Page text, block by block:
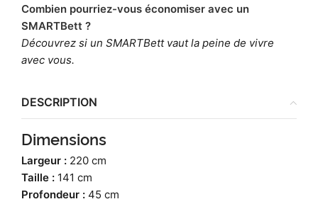
Combien pourriez-vous économiser avec un
SMARTBett ?
Découvrez si un SMARTBett vaut la peine de vivre
avec vous.
DESCRIPTION
Dimensions
Largeur : 220 cm
Taille : 141 cm
Profondeur : 45 cm